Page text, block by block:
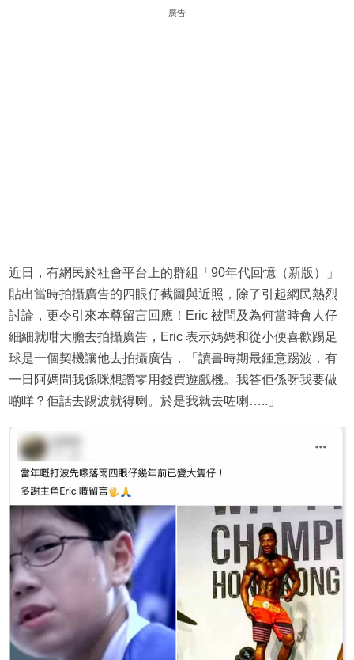
廣告
近日，有網民於社會平台上的群組「90年代回憶（新版）」
貼出當時拍攝廣告的四眼仔截圖與近照，除了引起網民熱烈
討論，更令引來本尊留言回應！Eric 被問及為何當時會人仔
細細就咁大膽去拍攝廣告，Eric 表示媽媽和從小便喜歡踢足
球是一個契機讓他去拍攝廣告，「讀書時期最鍾意踢波，有
一日阿媽問我係咪想讚零用錢買遊戲機。我答佢係呀我要做
啲咩？佢話去踢波就得喇。於是我就去咗喇…..」